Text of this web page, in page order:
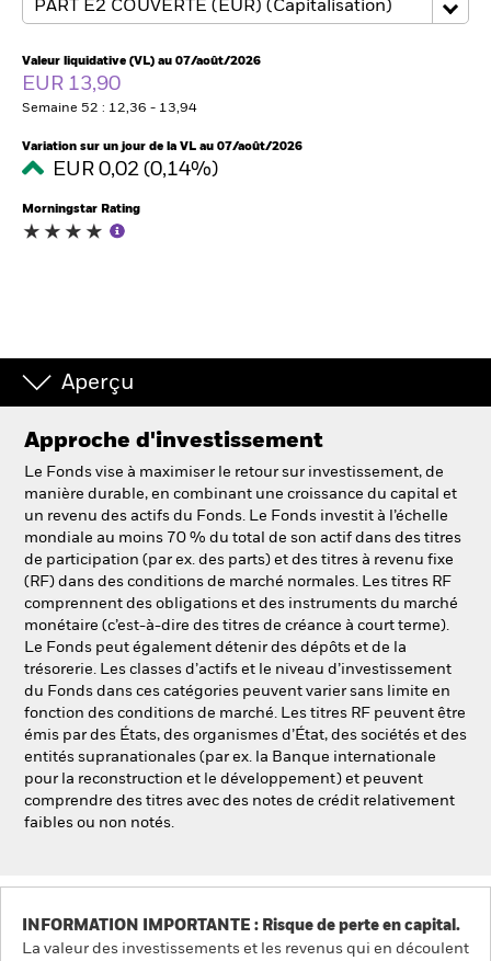
Particuliers
France
Change location
Valeur liquidative (VL) au 07/août/2026
EUR 13,90
Semaine 52 : 12,36 - 13,94
Variation sur un jour de la VL au 07/août/2026
EUR 0,02 (0,14%)
Morningstar Rating
Aperçu
Approche d'investissement
Le Fonds vise à maximiser le retour sur investissement, de
manière durable, en combinant une croissance du capital et
un revenu des actifs du Fonds. Le Fonds investit à l’échelle
mondiale au moins 70 % du total de son actif dans des titres
de participation (par ex. des parts) et des titres à revenu fixe
(RF) dans des conditions de marché normales. Les titres RF
comprennent des obligations et des instruments du marché
monétaire (c’est-à-dire des titres de créance à court terme).
Le Fonds peut également détenir des dépôts et de la
trésorerie. Les classes d’actifs et le niveau d’investissement
du Fonds dans ces catégories peuvent varier sans limite en
fonction des conditions de marché. Les titres RF peuvent être
émis par des États, des organismes d’État, des sociétés et des
entités supranationales (par ex. la Banque internationale
pour la reconstruction et le développement) et peuvent
comprendre des titres avec des notes de crédit relativement
faibles ou non notés.
INFORMATION IMPORTANTE : Risque de perte en capital.
La valeur des investissements et les revenus qui en découlent